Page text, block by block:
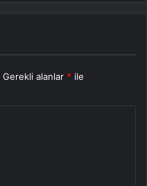
Gerekli alanlar * ile